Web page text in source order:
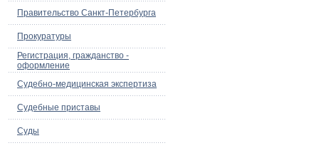
Правительство Санкт-Петербурга
Прокуратуры
Регистрация, гражданство -
оформление
Судебно-медицинская экспертиза
Судебные приставы
Суды